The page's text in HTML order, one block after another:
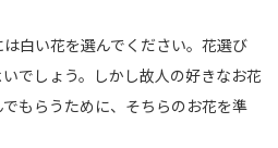
白い花を選んでください。花選び
でしょう。しかし故人の好きなお花
もらうために、そちらのお花を準